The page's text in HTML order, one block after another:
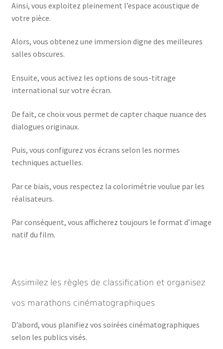
Ainsi, vous exploitez pleinement l’espace acoustique de
votre pièce.
Alors, vous obtenez une immersion digne des meilleures
salles obscures.
Ensuite, vous activez les options de sous-titrage
international sur votre écran.
De fait, ce choix vous permet de capter chaque nuance des
dialogues originaux.
Puis, vous configurez vos écrans selon les normes
techniques actuelles.
Par ce biais, vous respectez la colorimétrie voulue par les
réalisateurs.
Par conséquent, vous afficherez toujours le format d’image
natif du film.
Assimilez les règles de classification et organisez
vos marathons cinématographiques
D’abord, vous planifiez vos soirées cinématographiques
selon les publics visés.